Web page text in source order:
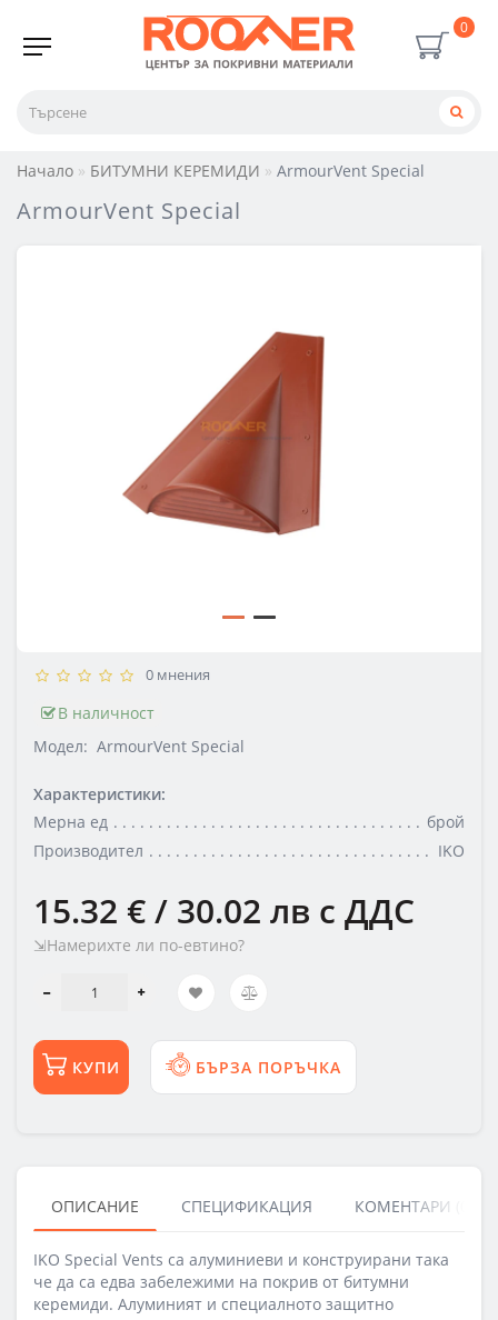
0
Начало БИТУМНИ КЕРЕМИДИ ArmourVent Special
ArmourVent Special
0 мнения
В наличност
Модел: ArmourVent Special
Характеристики:
Мерна ед
брой
Производител
IKO
15.32 € / 30.02 лв с ДДС
⇲Намерихте ли по-евтино?
КУПИ БЪРЗА ПОРЪЧКА
ОПИСАНИЕ СПЕЦИФИКАЦИЯ КОМЕНТАРИ (0)
IKO Special Vents са алуминиеви и конструирани така
че да са едва забележими на покрив от битумни
керемиди. Алуминият и специалното защитно